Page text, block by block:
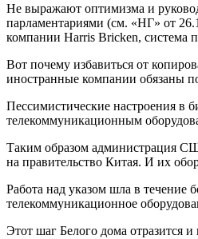
Не выражают оптимизма и
парламентариями (см. «НГ» от
компании Harris Bricken, система
Вот почему избавиться от
иностранные компании обязаны
Пессимистические настроения в
телекоммуникационным
Таким образом администрация
на правительство Китая. И их
Работа над указом шла в течение
телекоммуникационное
Этот шаг Белого дома отразится